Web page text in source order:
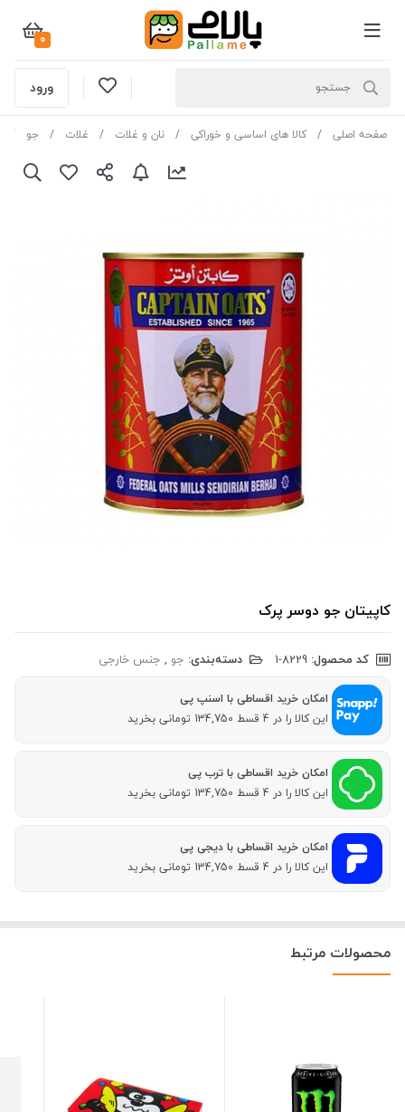
0
ورود
صفحه اصلی کالا های اساسی و خوراکی نان و غلات غلات جو
کاپیتان جو دوسر پرک
کد محصول: دسته‌بندی: جو , جنس خارجی
امکان خرید اقساطی با اسنپ پی
این کالا را در 4 قسط 134,750 تومانی بخرید
امکان خرید اقساطی با ترب پی
این کالا را در 4 قسط 134,750 تومانی بخرید
امکان خرید اقساطی با دیجی پی
این کالا را در 4 قسط 134,750 تومانی بخرید
محصولات مرتبط